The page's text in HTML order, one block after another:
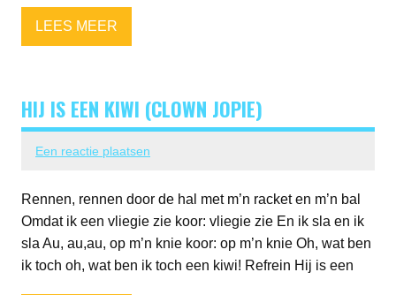
LEES MEER
HIJ IS EEN KIWI (CLOWN JOPIE)
Een reactie plaatsen
Rennen, rennen door de hal met m’n racket en m’n bal
Omdat ik een vliegie zie koor: vliegie zie En ik sla en ik
sla Au, au,au, op m’n knie koor: op m’n knie Oh, wat ben
ik toch oh, wat ben ik toch een kiwi! Refrein Hij is een